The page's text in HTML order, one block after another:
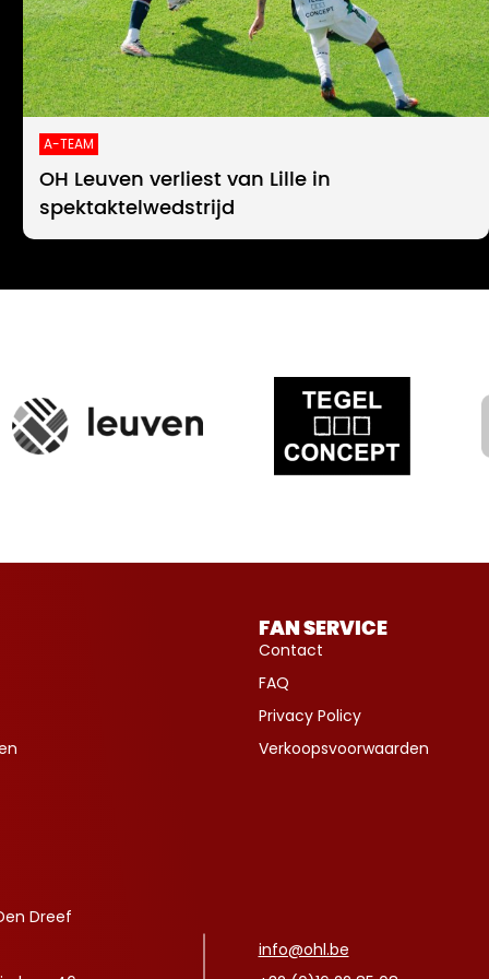
A-TEAM
OH Leuven verliest van Lille in
spektaktelwedstrijd
FAN SERVICE
Contact
FAQ
Privacy Policy
Verkoopsvoorwaarden
Dreef
info@ohl.be